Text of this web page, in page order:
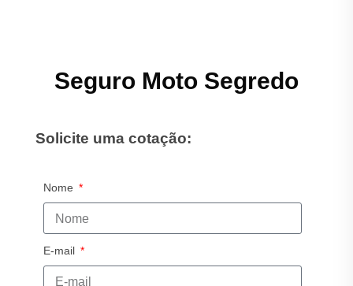
Seguro Moto Segredo
Solicite uma cotação:
Nome
E-mail